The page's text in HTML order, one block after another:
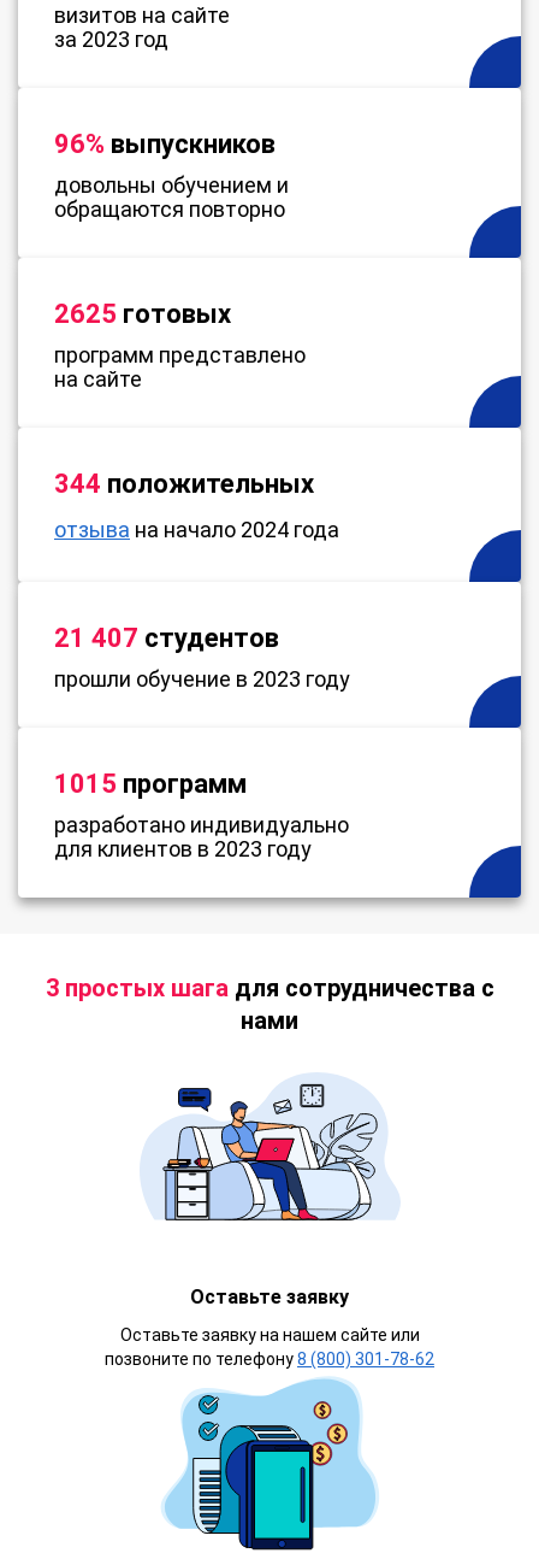
визитов на сайте
за 2023 год
96% выпускников
довольны обучением и
обращаются повторно
2625 готовых
программ представлено
на сайте
344 положительных
отзыва на начало 2024 года
21 407 студентов
прошли обучение в 2023 году
1015 программ
разработано индивидуально
для клиентов в 2023 году
3 простых шагадля сотрудничества с
нами
Оставьте заявку
Оставьте заявку на нашем сайте или
позвоните по телефону8 (800) 301-78-62